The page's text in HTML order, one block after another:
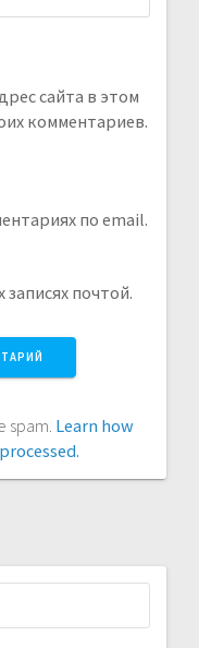
сайта в этом
комментариев.
по email.
почтой.
spam. Learn how